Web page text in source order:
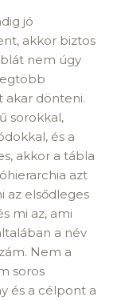
jó
akkor biztos
nem úgy
akar dönteni.
sorokkal,
és a
akkor a tábla
azt
az elsődleges
mi az, ami
a név
Nem a
soros
és a célpont a